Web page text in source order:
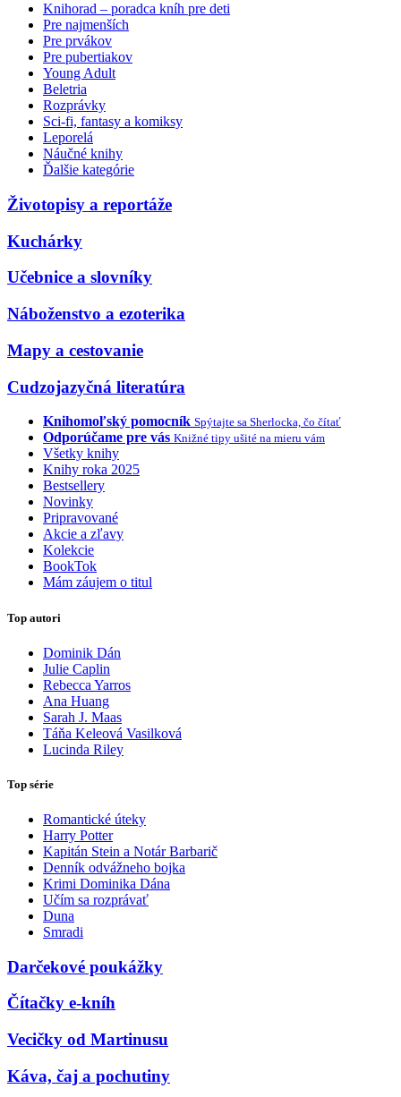
Knihorad – poradca kníh pre deti
Pre najmenších
Pre prvákov
Pre pubertiakov
Young Adult
Beletria
Rozprávky
Sci-fi, fantasy a komiksy
Leporelá
Náučné knihy
Ďalšie kategórie
Životopisy a reportáže
Kuchárky
Učebnice a slovníky
Náboženstvo a ezoterika
Mapy a cestovanie
Cudzojazyčná literatúra
Knihomoľský pomocník Spýtajte sa Sherlocka, čo čítať
Odporúčame pre vás Knižné tipy ušité na mieru vám
Všetky knihy
Knihy roka 2025
Bestsellery
Novinky
Pripravované
Akcie a zľavy
Kolekcie
BookTok
Mám záujem o titul
Top autori
Dominik Dán
Julie Caplin
Rebecca Yarros
Ana Huang
Sarah J. Maas
Táňa Keleová Vasilková
Lucinda Riley
Top série
Romantické úteky
Harry Potter
Kapitán Stein a Notár Barbarič
Denník odvážneho bojka
Krimi Dominika Dána
Učím sa rozprávať
Duna
Smradi
Darčekové poukážky
Čítačky e-kníh
Vecičky od Martinusu
Káva, čaj a pochutiny